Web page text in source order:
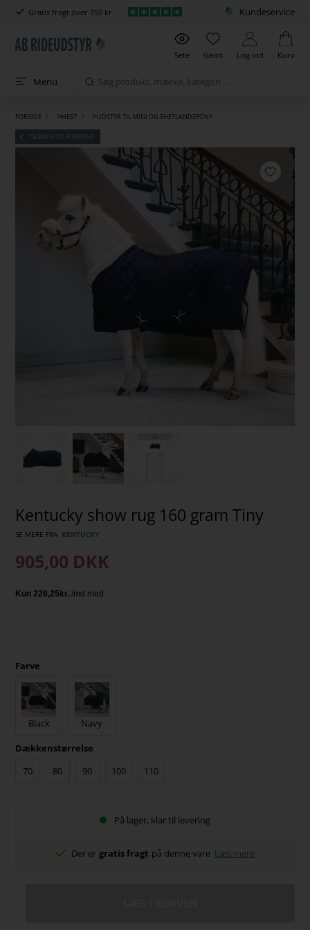
Gratis fragt over 750 kr. Kundeservice
Sete Gemt Log ind Kurv
Menu
FORSIDE >HEST >UDSTYR TIL MINI OG SHETLANDSPONY
TILBAGE TIL FORRIGE
Kentucky show rug 160 gram Tiny
SE MERE FRA KENTUCKY
905,00 DKK
Farve
Black
Navy
Dækkenstørrelse
70
80 90 100 110
På lager, klar til levering
Der er gratis fragt på denne vare Læs mere